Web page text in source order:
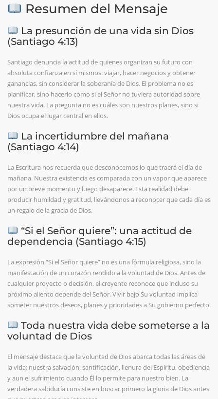
Resumen del Mensaje
La presunción de una vida sin Dios
(Santiago 4:13)
Santiago denuncia la actitud de quienes organizan su futuro con
absoluta confianza en sí mismos: viajar, hacer negocios y obtener
ganancias, sin considerar la soberanía de Dios. El problema no es
planificar, sino hacerlo como si el Señor no tuviera autoridad sobre
nuestra vida. La pregunta no es cuáles son nuestros planes, sino si
Dios ocupa el lugar central en ellos.
La incertidumbre del mañana
(Santiago 4:14)
La Escritura nos recuerda que desconocemos lo que traerá el día de
mañana. Nuestra existencia es comparada con un vapor que aparece
por un breve momento y luego desaparece. Esta realidad debe
producir humildad y gratitud, llevándonos a reconocer que cada día es
un regalo de la gracia de Dios.
“Si el Señor quiere”: una actitud de
dependencia (Santiago 4:15)
La expresión “Si el Señor quiere” no es una fórmula religiosa, sino la
manifestación de un corazón rendido a la voluntad de Dios. Antes de
cualquier proyecto o decisión, el creyente reconoce que incluso su
próximo aliento depende del Señor. Vivir bajo Su voluntad implica
someter nuestros deseos, planes y prioridades a Su gobierno perfecto.
Toda nuestra vida debe someterse a la
voluntad de Dios
El mensaje destaca que la voluntad de Dios abarca todas las áreas de
la vida: nuestra salvación, santificación, llenura del Espíritu, obediencia
y aun el sufrimiento cuando Él lo permite para nuestro bien. La
verdadera sabiduría consiste en buscar primero la gloria de Dios antes